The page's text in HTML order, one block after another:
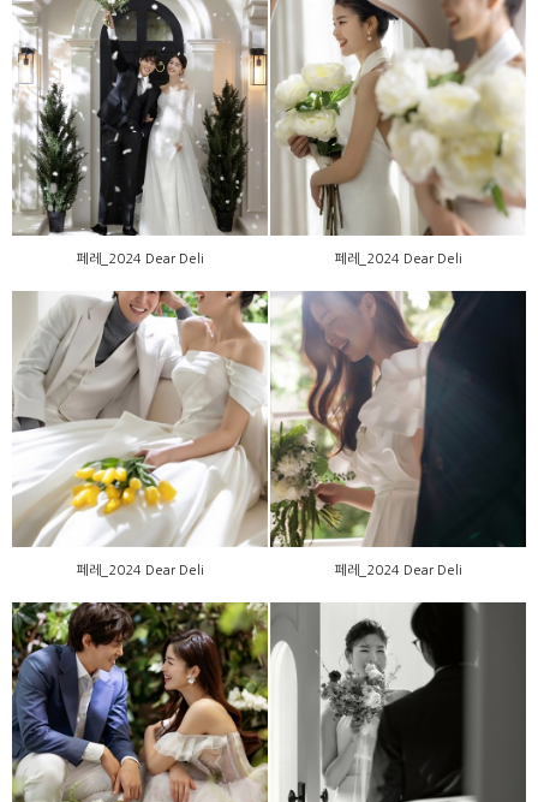
페레_2024 Dear Deli
페레_2024 Dear Deli
페레_2024 Dear Deli
페레_2024 Dear Deli
페레_2024 Dear Deli
페레_2024 Dear Deli
페레_2024 Dear Deli
페레_2024 Dear Deli
페레_2024 Dear Deli 페레_2024 Dear Deli